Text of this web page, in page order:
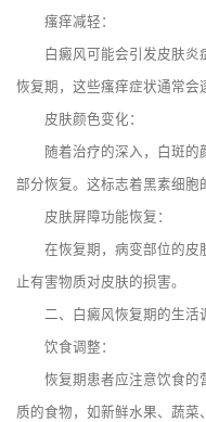
瘙痒减轻：
白癜风可能会引发皮肤炎
恢复期，这些瘙痒症状通常会
皮肤颜色变化：
随着治疗的深入，白斑的
部分恢复。这标志着黑素细胞
皮肤屏障功能恢复：
在恢复期，病变部位的皮
止有害物质对皮肤的损害。
二、白癜风恢复期的生活
饮食调整：
恢复期患者应注意饮食的
质的食物，如新鲜水果、蔬